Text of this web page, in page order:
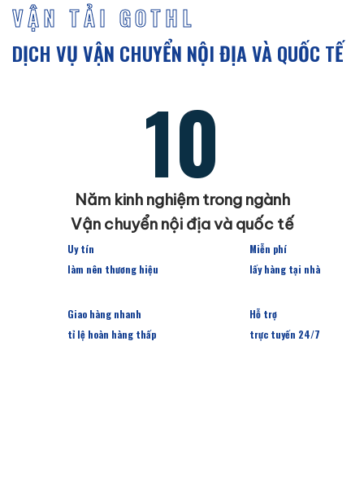
VẬN TẢI GOTHL
DỊCH VỤ VẬN CHUYỂN NỘI ĐỊA VÀ QUỐC TẾ
10
Năm kinh nghiệm trong ngành
Vận chuyển nội địa và quốc tế
Uy tín
làm nên thương hiệu
Miễn phí
lấy hàng tại nhà
Giao hàng nhanh
tỉ lệ hoàn hàng thấp
Hỗ trợ
trực tuyến 24/7